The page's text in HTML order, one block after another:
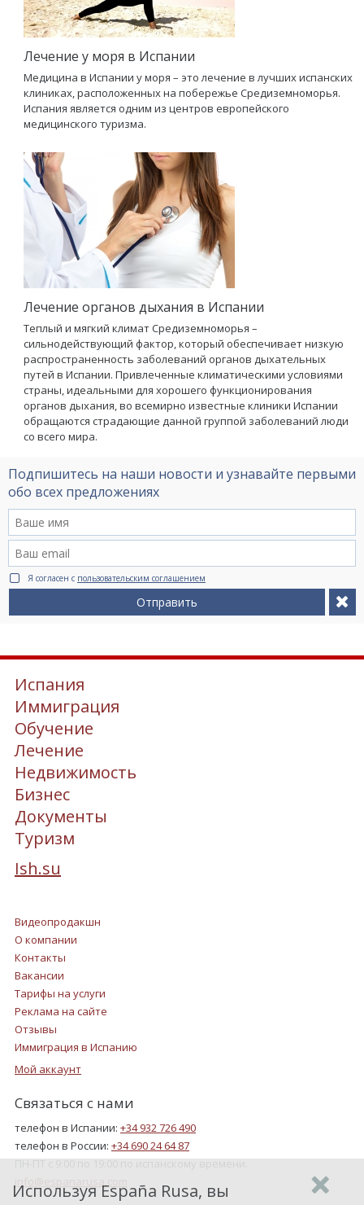
Лечение у моря в Испании
Медицина в Испании у моря – это лечение в лучших испанских
клиниках, расположенных на побережье Средиземноморья.
Испания является одним из центров европейского
медицинского туризма.
Лечение органов дыхания в Испании
Теплый и мягкий климат Средиземноморья –
сильнодействующий фактор, который обеспечивает низкую
распространенность заболеваний органов дыхательных
путей в Испании. Привлеченные климатическими условиями
страны, идеальными для хорошего функционирования
органов дыхания, во всемирно известные клиники Испании
обращаются страдающие данной группой заболеваний люди
со всего мира.
Подпишитесь на наши новости и узнавайте первыми
обо всех предложениях
Я согласен с пользовательским соглашением
Отправить
Испания
Иммиграция
Обучение
Лечение
Недвижимость
Бизнес
Документы
Туризм
Ish.su
Видеопродакшн
О компании
Контакты
Вакансии
Тарифы на услуги
Реклама на сайте
Отзывы
Иммиграция в Испанию
Мой аккаунт
Связаться с нами
телефон в Испании: +34 932 726 490
телефон в России: +34 690 24 64 87
ПН-ПТ с 9:00 по 19:00 по испанскому времени.
Используя España Rusa, вы